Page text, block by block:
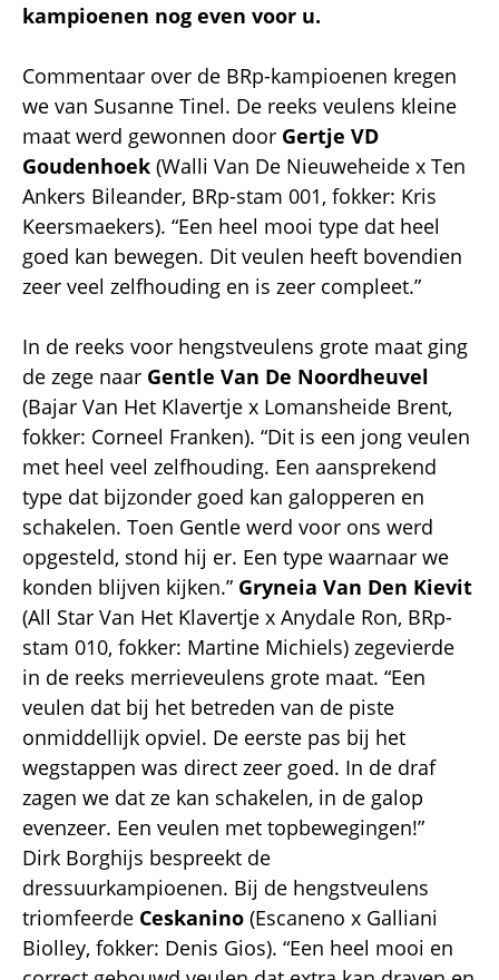
kampioenen nog even voor u.
Commentaar over de BRp-kampioenen kregen
we van Susanne Tinel. De reeks veulens kleine
maat werd gewonnen door Gertje VD
Goudenhoek (Walli Van De Nieuweheide x Ten
Ankers Bileander, BRp-stam 001, fokker: Kris
Keersmaekers). “Een heel mooi type dat heel
goed kan bewegen. Dit veulen heeft bovendien
zeer veel zelfhouding en is zeer compleet.”
In de reeks voor hengstveulens grote maat ging
de zege naar Gentle Van De Noordheuvel
(Bajar Van Het Klavertje x Lomansheide Brent,
fokker: Corneel Franken). “Dit is een jong veulen
met heel veel zelfhouding. Een aansprekend
type dat bijzonder goed kan galopperen en
schakelen. Toen Gentle werd voor ons werd
opgesteld, stond hij er. Een type waarnaar we
konden blijven kijken.” Gryneia Van Den Kievit
(All Star Van Het Klavertje x Anydale Ron, BRp-
stam 010, fokker: Martine Michiels) zegevierde
in de reeks merrieveulens grote maat. “Een
veulen dat bij het betreden van de piste
onmiddellijk opviel. De eerste pas bij het
wegstappen was direct zeer goed. In de draf
zagen we dat ze kan schakelen, in de galop
evenzeer. Een veulen met topbewegingen!”
Dirk Borghijs bespreekt de
dressuurkampioenen. Bij de hengstveulens
triomfeerde Ceskanino (Escaneno x Galliani
Biolley, fokker: Denis Gios). “Een heel mooi en